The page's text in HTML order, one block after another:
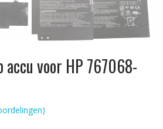
voor HP 767068-